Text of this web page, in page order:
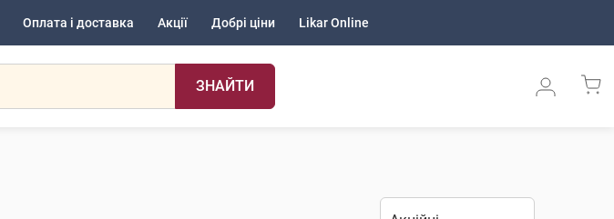
Оплата і доставка Акції Добрі ціни Likar Online
ЗНАЙТИ